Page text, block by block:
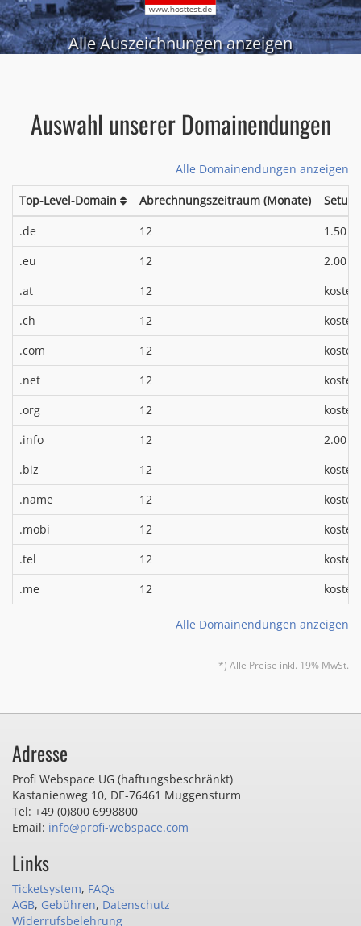
Alle Auszeichnungen anzeigen
Auswahl unserer Domainendungen
Alle Domainendungen anzeigen
Top-Level-Domain Abrechnungszeitraum (Monate)
.de
12 1.50 €
.eu 12 2.00 €
.at 12
.ch
12
.com
12
.net
12
.org
12
.info
12 2.00 €
.biz 12
.name
12
.mobi
12
.tel
12
.me
12
Alle Domainendungen anzeigen
*) Alle Preise inkl. 19% MwSt.
Adresse
Profi Webspace UG (haftungsbeschränkt)
Kastanienweg 10, DE-76461 Muggensturm
Tel: +49 (0)800 6998800
Email: info@profi-webspace.com
Links
Ticketsystem, FAQs
AGB, Gebühren, Datenschutz
Widerrufsbelehrung